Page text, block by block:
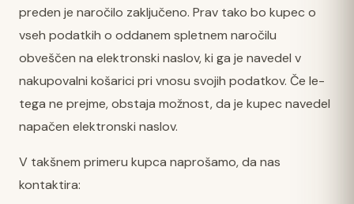
preden je naročilo zaključeno. Prav tako bo kupec o
vseh podatkih o oddanem spletnem naročilu
obveščen na elektronski naslov, ki ga je navedel v
nakupovalni košarici pri vnosu svojih podatkov. Če le-
tega ne prejme, obstaja možnost, da je kupec navedel
napačen elektronski naslov.
V takšnem primeru kupca naprošamo, da nas
kontaktira: